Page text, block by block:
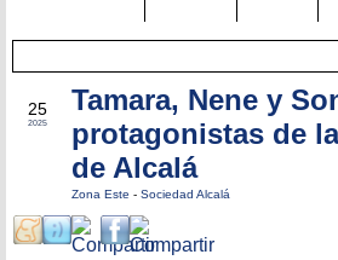
25
2025
Tamara, Nene y
protagonistas de
de Alcalá
Zona Este - Sociedad Alcalá